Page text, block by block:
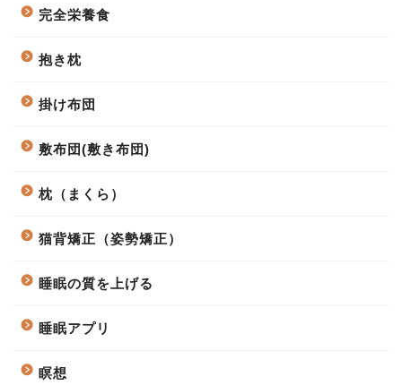
完全栄養食
抱き枕
掛け布団
敷布団(敷き布団)
枕（まくら）
猫背矯正（姿勢矯正）
睡眠の質を上げる
睡眠アプリ
瞑想